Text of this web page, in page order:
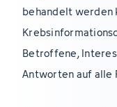
behandelt werden
Betroffene,
Antworten auf alle